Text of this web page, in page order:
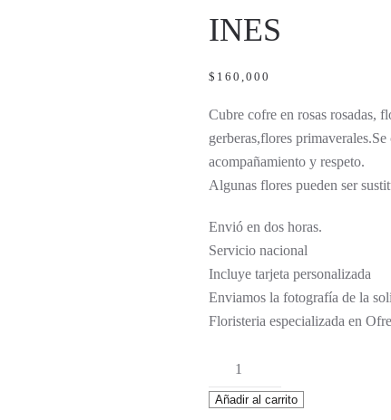
INES
$ 160,000
Cubre cofre en rosas rosadas,
gerberas,flores
acompañamiento y respeto.
Algunas flores pueden ser
Envió en dos horas.
Servicio nacional
Incluye tarjeta personalizada
Enviamos la fotografía de la
Floristeria especializada en
cantidad
Añadir al carrito